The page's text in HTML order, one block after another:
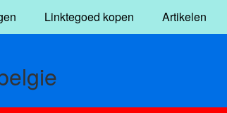
Linktegoed kopen Artikelen